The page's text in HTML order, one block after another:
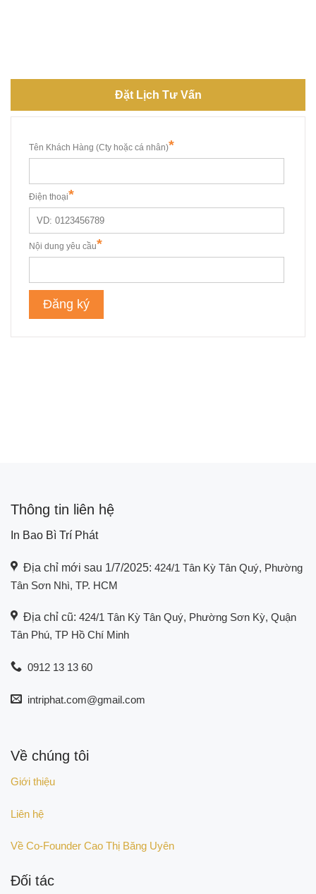
Đặt Lịch Tư Vấn
Thông tin liên hệ
In Bao Bì Trí Phát
Địa chỉ mới sau 1/7/2025: 424/1 Tân Kỳ Tân Quý, Phường
Tân Sơn Nhì, TP. HCM
Địa chỉ cũ: 424/1 Tân Kỳ Tân Quý, Phường Sơn Kỳ, Quận
Tân Phú, TP Hồ Chí Minh
0912 13 13 60
intriphat.com@gmail.com
Về chúng tôi
Giới thiệu
Liên hệ
Về Co-Founder Cao Thị Băng Uyên
Đối tác